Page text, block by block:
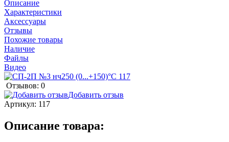
Описание
Характеристики
Аксессуары
Отзывы
Похожие товары
Наличие
Файлы
Видео
Отзывов: 0
Добавить отзыв
Артикул: 117
Описание товара: